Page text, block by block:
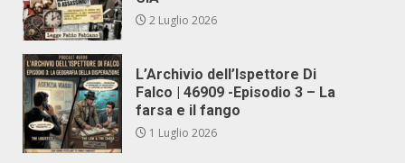
2 Luglio 2026
L’Archivio dell’Ispettore Di
Falco | 46909 -Episodio 3 – La
farsa e il fango
1 Luglio 2026